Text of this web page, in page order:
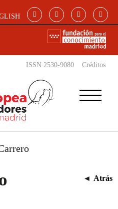
ISSN 2530-9080 Créditos
◄ Atrás